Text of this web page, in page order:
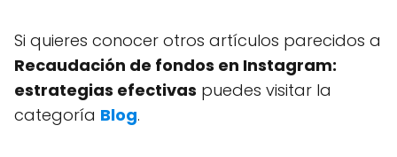
Si quieres conocer otros artículos parecidos a
Recaudación de fondos en Instagram:
estrategias efectivas puedes visitar la
categoría Blog.